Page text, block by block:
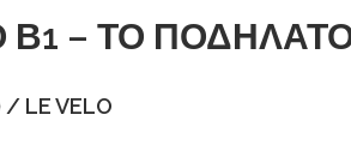
Β1 – ΤΟ ΠΟΔΗΛΑΤΟ
LE VELO